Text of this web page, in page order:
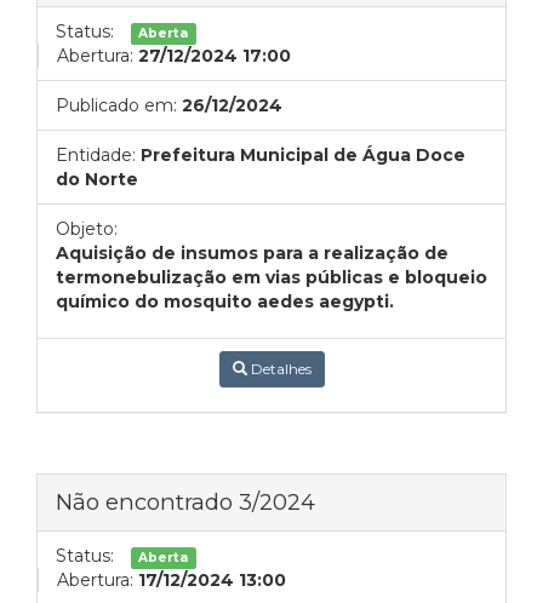
Status: Aberta
Abertura: 27/12/2024 17:00
Publicado em: 26/12/2024
Entidade: Prefeitura Municipal de Água Doce
do Norte
Objeto:
Aquisição de insumos para a realização de
termonebulização em vias públicas e bloqueio
químico do mosquito aedes aegypti.
Detalhes
Não encontrado 3/2024
Status: Aberta
Abertura: 17/12/2024 13:00